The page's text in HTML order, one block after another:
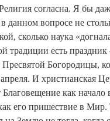
согласна. Я бы
данном вопросе не
сколько наука
традиции есть праздник
Пресвятой Богородицы,
И христианская
Благовещение как
его пришествие в Мир.